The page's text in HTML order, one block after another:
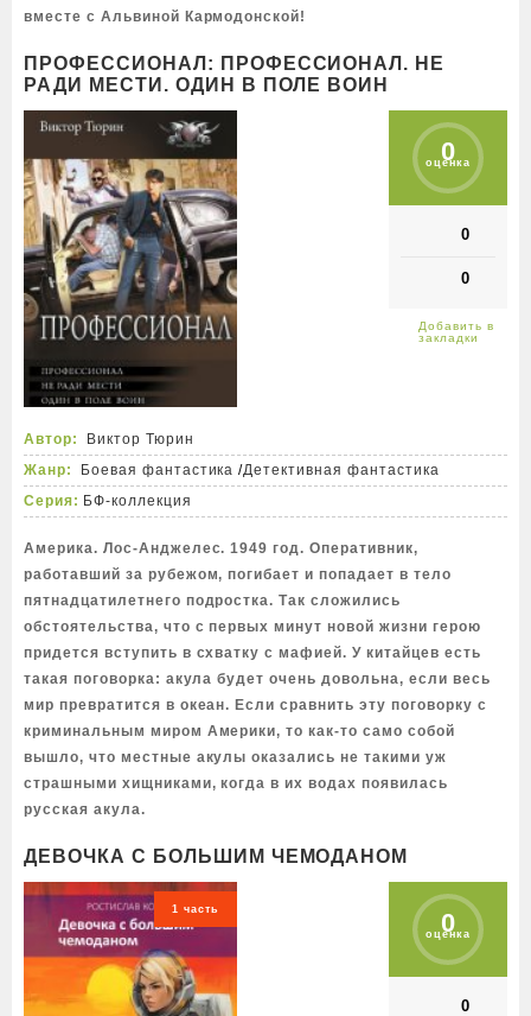
вместе с Альвиной Кармодонской!
ПРОФЕССИОНАЛ: ПРОФЕССИОНАЛ. НЕ
РАДИ МЕСТИ. ОДИН В ПОЛЕ ВОИН
0
оценка
0
0
Автор:
Виктор Тюрин
Жанр:
Боевая фантастика /Детективная фантастика
Серия: БФ-коллекция
Америка. Лос-Анджелес. 1949 год. Оперативник,
работавший за рубежом, погибает и попадает в тело
пятнадцатилетнего подростка. Так сложились
обстоятельства, что с первых минут новой жизни герою
придется вступить в схватку с мафией. У китайцев есть
такая поговорка: акула будет очень довольна, если весь
мир превратится в океан. Если сравнить эту поговорку с
криминальным миром Америки, то как-то само собой
вышло, что местные акулы оказались не такими уж
страшными хищниками, когда в их водах появилась
русская акула.
ДЕВОЧКА С БОЛЬШИМ ЧЕМОДАНОМ
1 часть 0
оценка
0